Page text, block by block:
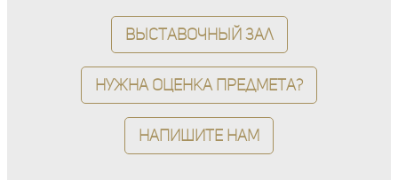
Выставочный зал
Нужна оценка предмета?
Напишите нам